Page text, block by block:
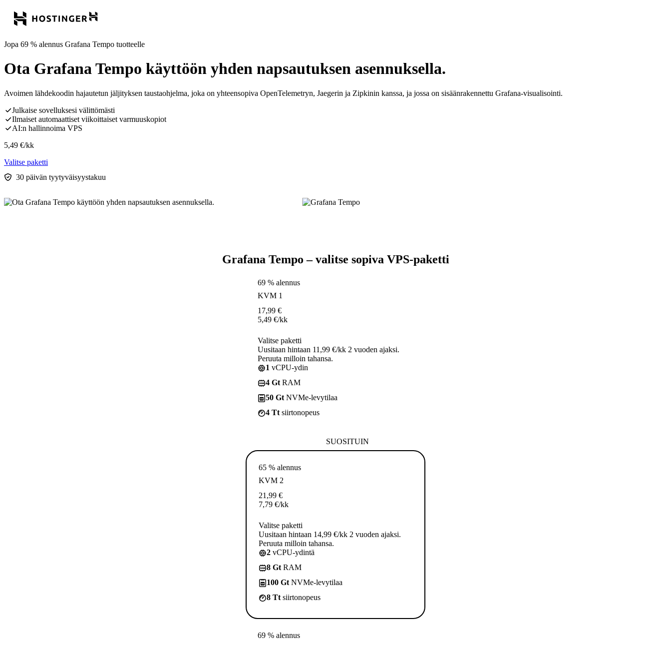
Jopa 69 % alennus Grafana Tempo tuotteelle
Ota Grafana Tempo käyttöön yhden napsautuksen asennuksella.
Avoimen lähdekoodin hajautetun jäljityksen taustaohjelma, joka on yhteensopiva OpenTelemetryn, Jaegerin ja Zipkinin kanssa, ja jossa on sisäänrakennettu Grafana-visualisointi.
Julkaise sovelluksesi välittömästi
Ilmaiset automaattiset viikoittaiset varmuuskopiot
AI:n hallinnoima VPS
5,49 €/kk
Valitse paketti
30 päivän tyytyväisyystakuu
Grafana Tempo – valitse sopiva VPS-paketti
69 % alennus
KVM 1
17,99 €
5,49 €/kk
Valitse paketti
Uusitaan hintaan 11,99 €/kk 2 vuoden ajaksi.
Peruuta milloin tahansa.
1 vCPU-ydin
4 Gt RAM
50 Gt NVMe-levytilaa
4 Tt siirtonopeus
SUOSITUIN
65 % alennus
KVM 2
21,99 €
7,79 €/kk
Valitse paketti
Uusitaan hintaan 14,99 €/kk 2 vuoden ajaksi.
Peruuta milloin tahansa.
2 vCPU-ydintä
8 Gt RAM
100 Gt NVMe-levytilaa
8 Tt siirtonopeus
69 % alennus